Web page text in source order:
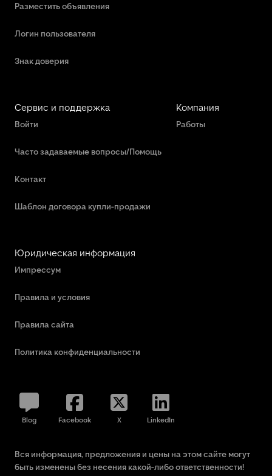
Разместить объявления
Логин пользователя
Знак доверия
Сервис и поддержка
Войти
Часто задаваемые вопросы/Помощь
Контакт
Шаблон договора купли-продажи
Компания
Работы
Юридическая информация
Импрессум
Правила и условия
Правила сайта
Политика конфиденциальности
Blog Facebook X LinkedIn
Вся информация, предложения и цены на этом сайте могут
быть изменены без несения какой-либо ответственности!